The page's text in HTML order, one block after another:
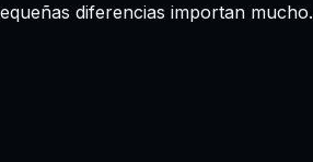
diferencias importan mucho.